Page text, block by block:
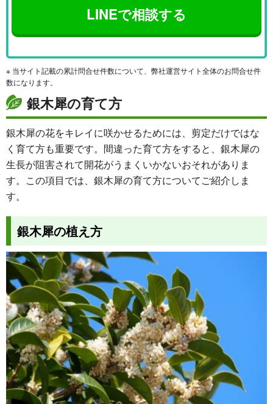
LINEで相談する
※ 当サイト記載の累計問合せ件数について、弊社運営サイト全体のお問合せ件
数になります。
銀木犀の育て方
銀木犀の花をキレイに咲かせるためには、剪定だけではな
く育て方も重要です。間違った育て方をすると、銀木犀の
生長が阻害されて開花がうまくいかないおそれがありま
す。この項目では、銀木犀の育て方についてご紹介しま
す。
銀木犀の植え方